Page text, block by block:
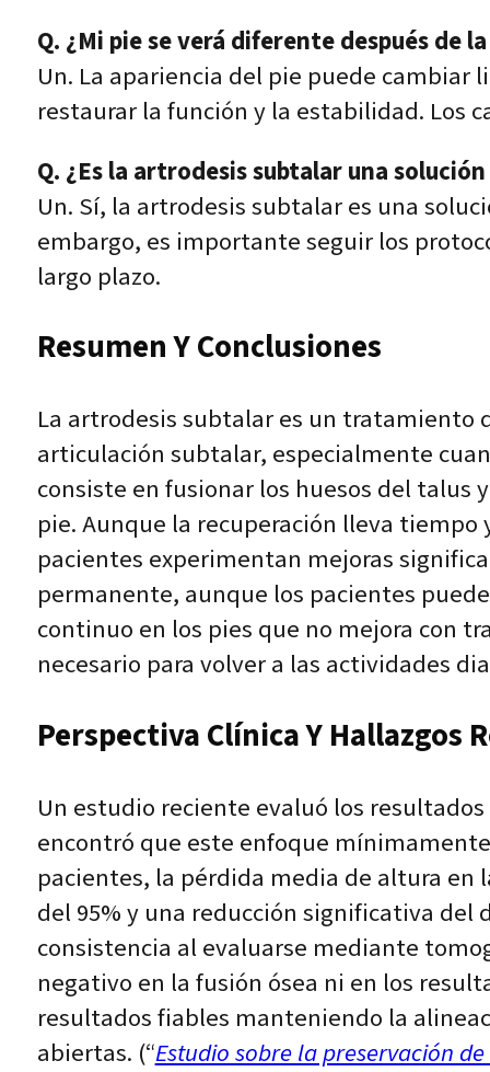
Q. ¿Mi pie se verá diferente después de
Un. La apariencia del pie puede
restaurar la función y la estabilidad. Los
Q. ¿Es la artrodesis subtalar una
Un. Sí, la artrodesis subtalar es una
embargo, es importante seguir los
largo plazo.
Resumen Y Conclusiones
La artrodesis subtalar es un tratamiento
articulación subtalar, especialmente
consiste en fusionar los huesos del
pie. Aunque la recuperación lleva
pacientes experimentan mejoras
permanente, aunque los pacientes
continuo en los pies que no mejora con
necesario para volver a las actividades
Perspectiva Clínica Y Hallazgos
Un estudio reciente evaluó los
encontró que este enfoque
pacientes, la pérdida media de altura en
del 95% y una reducción significativa
consistencia al evaluarse mediante
negativo en la fusión ósea ni en los
resultados fiables manteniendo la
abiertas. (“Estudio sobre la preservación